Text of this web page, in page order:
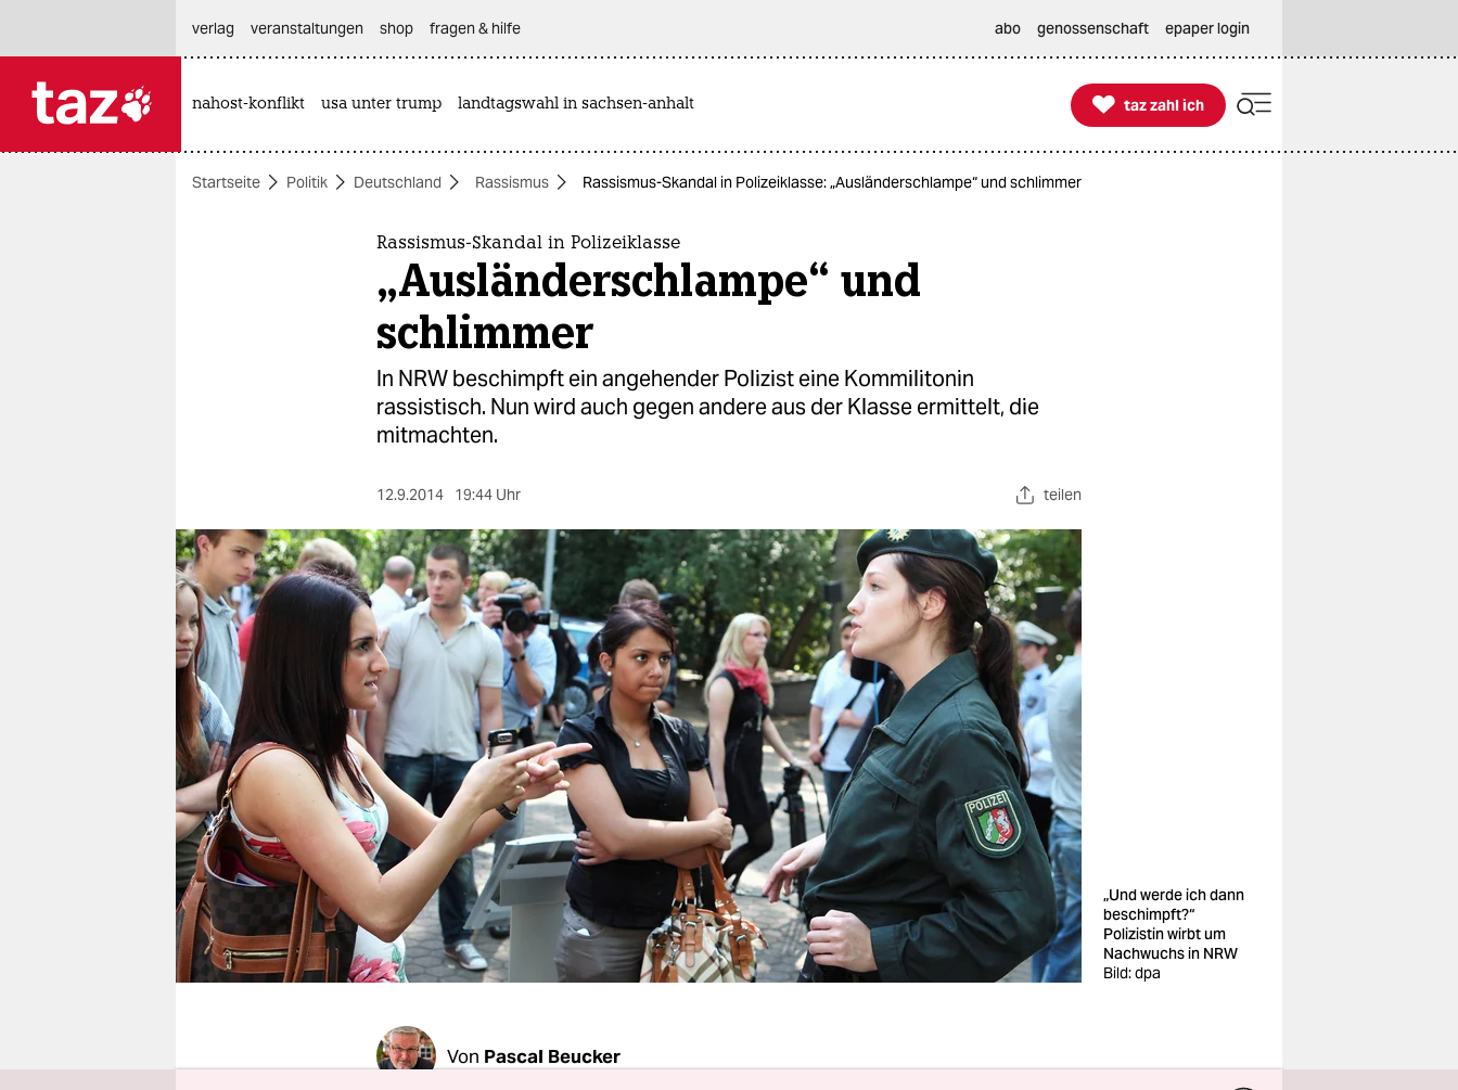
themen
nord
wahrheit
verlag
verlag
veranstaltungen
shop
fragen & hilfe
unterstützen
abo
genossenschaft
epaper login
verlag
veranstaltungen shop fragen & hilfe abo genossenschaft epaper login
nahost-konflikt usa unter trump landtagswahl in sachsen-anhalt 
taz zahl ich
taz zahl ich
Startseite Politik Deutschland Rassismus Rassismus-Skandal in Polizeiklasse: „Ausländerschlampe“ und schlimmer
Rassismus-Skandal in Polizeiklasse
„Ausländerschlampe“ und
schlimmer
In NRW beschimpft ein angehender Polizist eine Kommilitonin
rassistisch. Nun wird auch gegen andere aus der Klasse ermittelt, die
mitmachten.
12.9.2014 19:44 Uhr teilen
„Und werde ich dann
beschimpft?“
Polizistin wirbt um
Nachwuchs in NRW
Bild: dpa
Von Pascal Beucker